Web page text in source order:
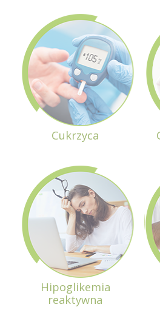
Cukrzyca
Hipoglikemia
reaktywna